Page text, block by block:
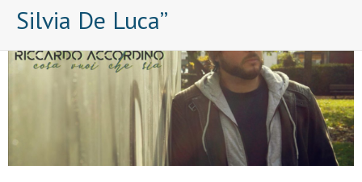
Silvia De Luca”